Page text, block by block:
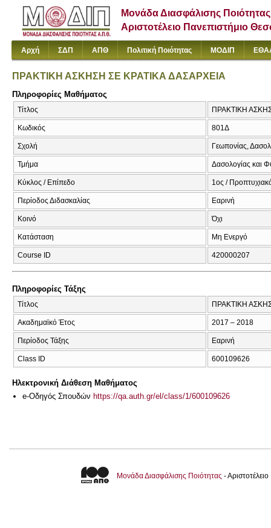
Μονάδα Διασφάλισης Ποιότητας
Αριστοτέλειο Πανεπιστήμιο
Αρχή ΣΔΠ ΑΠΘ Πολιτική Ποιότητας ΜΟΔΙΠ
ΠΡΑΚΤΙΚΗ ΑΣΚΗΣΗ ΣΕ ΚΡΑΤΙΚΑ ΔΑΣΑΡΧΕΙΑ
Πληροφορίες Μαθήματος
Τίτλος ΠΡΑΚΤΙΚΗ
Κωδικός 801Δ
Σχολή Γεωπονίας,
Τμήμα Δασολογίας και
Κύκλος / Επίπεδο 1ος /
Περίοδος Διδασκαλίας Εαρινή
Κοινό Όχι
Κατάσταση Μη Ενεργό
Course ID 420000207
Πληροφορίες Τάξης
Τίτλος ΠΡΑΚΤΙΚΗ
Ακαδημαϊκό Έτος 2017 – 2018
Περίοδος Τάξης Εαρινή
Class ID 600109626
Ηλεκτρονική Διάθεση Μαθήματος
e-Οδηγός Σπουδών https://qa.auth.gr/el/class/1/600109626
Μονάδα Διασφάλισης Ποιότητας -